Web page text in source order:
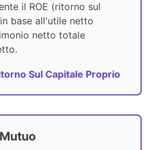
il ROE (ritorno sul
base all'utile netto
netto totale
Sul Capitale Proprio